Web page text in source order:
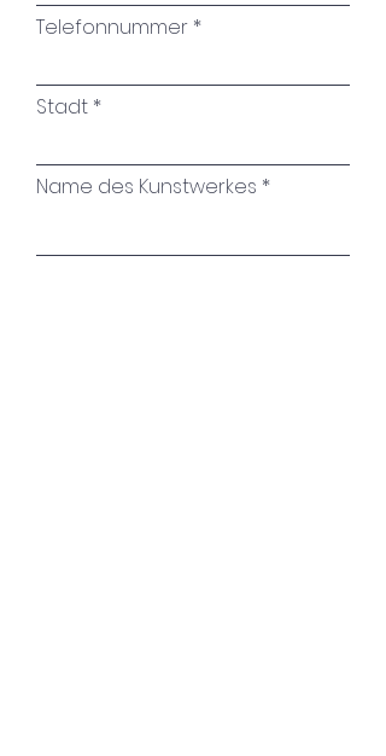
Telefonnummer
Stadt
Name des Kunstwerkes